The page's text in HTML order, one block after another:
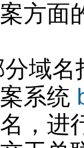
方面
域
系统
，进